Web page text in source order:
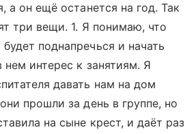
а он ещё останется на год. Так
три вещи. 1. Я понимаю, что
поднапречься и начать
нем интерес к занятиям. Я
давать нам на дом
прошли за день в группе, но
на сыне крест, и даёт раз